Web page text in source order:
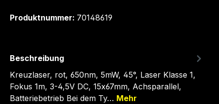
Produktnummer: 70148619
Beschreibung
Kreuzlaser, rot, 650nm, 5mW, 45°, Laser Klasse 1,
Fokus 1m, 3-4,5V DC, 15x67mm, Achsparallel,
Batteriebetrieb Bei dem Ty… Mehr